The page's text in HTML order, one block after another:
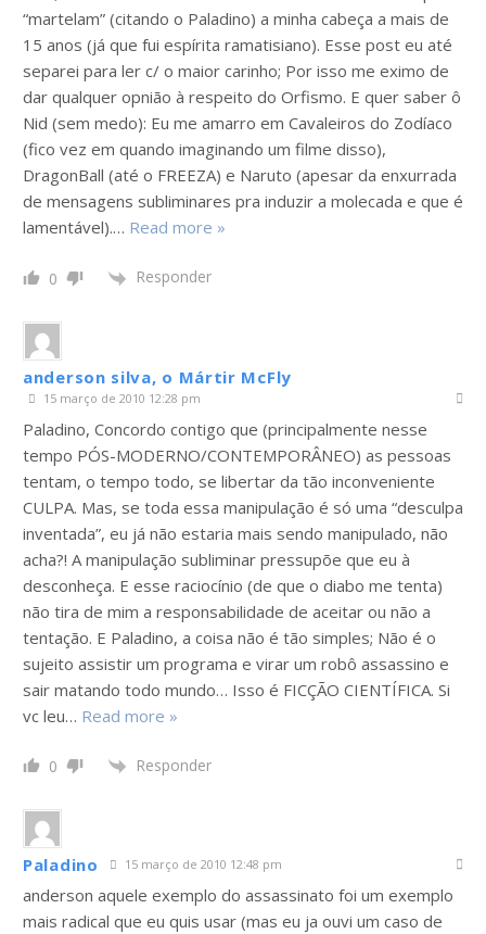
“martelam” (citando o Paladino) a minha cabeça a mais de
15 anos (já que fui espírita ramatisiano). Esse post eu até
separei para ler c/ o maior carinho; Por isso me eximo de
dar qualquer opnião à respeito do Orfismo. E quer saber ô
Nid (sem medo): Eu me amarro em Cavaleiros do Zodíaco
(fico vez em quando imaginando um filme disso),
DragonBall (até o FREEZA) e Naruto (apesar da enxurrada
de mensagens subliminares pra induzir a molecada e que é
lamentável).… Read more »
0 Responder
anderson silva, o Mártir McFly
15 março de 2010 12:28 pm
Paladino, Concordo contigo que (principalmente nesse
tempo PÓS-MODERNO/CONTEMPORÂNEO) as pessoas
tentam, o tempo todo, se libertar da tão inconveniente
CULPA. Mas, se toda essa manipulação é só uma “desculpa
inventada”, eu já não estaria mais sendo manipulado, não
acha?! A manipulação subliminar pressupõe que eu à
desconheça. E esse raciocínio (de que o diabo me tenta)
não tira de mim a responsabilidade de aceitar ou não a
tentação. E Paladino, a coisa não é tão simples; Não é o
sujeito assistir um programa e virar um robô assassino e
sair matando todo mundo… Isso é FICÇÃO CIENTÍFICA. Si
vc leu… Read more »
0 Responder
Paladino 15 março de 2010 12:48 pm
anderson aquele exemplo do assassinato foi um exemplo
mais radical que eu quis usar (mas eu ja ouvi um caso de